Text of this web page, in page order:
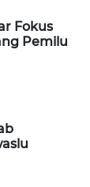
Fokus
Pemilu